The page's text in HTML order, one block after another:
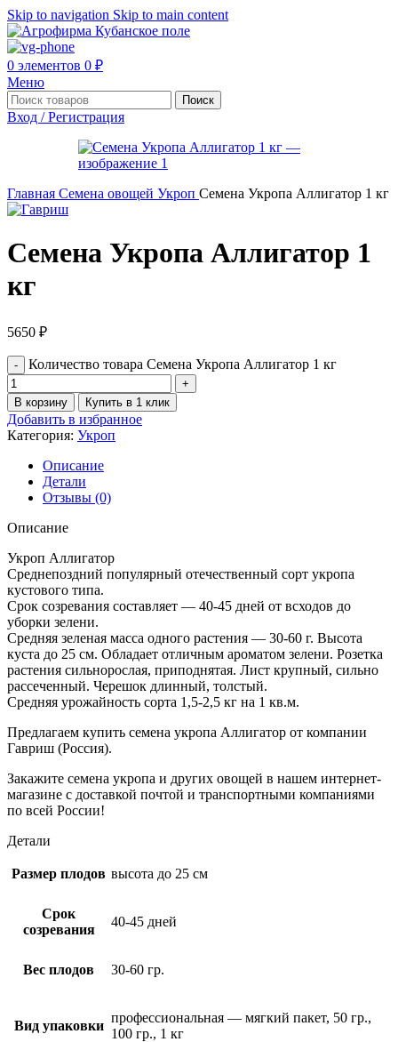
Skip to navigation Skip to main content
0 элементов 0 ₽
Меню
Поиск
Вход / Регистрация
Главная Семена овощей Укроп Семена Укропа Аллигатор 1 кг
Семена Укропа Аллигатор 1
кг
5650 ₽
Количество товара Семена Укропа Аллигатор 1 кг
В корзину Купить в 1 клик
Добавить в избранное
Категория: Укроп
Описание
Детали
Отзывы (0)
Описание
Укроп Аллигатор
Среднепоздний популярный отечественный сорт укропа
кустового типа.
Срок созревания составляет — 40-45 дней от всходов до
уборки зелени.
Средняя зеленая масса одного растения — 30-60 г. Высота
куста до 25 см. Обладает отличным ароматом зелени. Розетка
растения сильнорослая, приподнятая. Лист крупный, сильно
рассеченный. Черешок длинный, толстый.
Средняя урожайность сорта 1,5-2,5 кг на 1 кв.м.
Предлагаем купить семена укропа Аллигатор от компании
Гавриш (Россия).
Закажите семена укропа и других овощей в нашем интернет-
магазине с доставкой почтой и транспортными компаниями
по всей России!
Детали
Размер плодов высота до 25 см
Срок
созревания
40-45 дней
Вес плодов 30-60 гр.
Вид упаковки
профессиональная — мягкий пакет, 50 гр.,
100 гр., 1 кг